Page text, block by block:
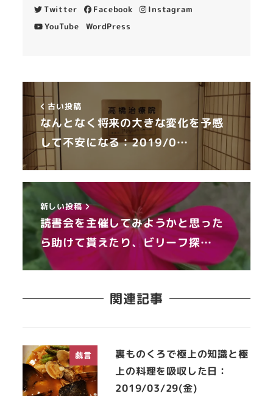
Twitter Facebook
Instagram
YouTube
WordPress
古い投稿
なんとなく将来の大きな変化を予感
して不安になる：2019/0…
新しい投稿
読書会を主催してみようかと思った
ら助けて貰えたり、ビリーフ探…
関連記事
戯言
裏ものくろで極上の知識と極
上の料理を吸収した日：
2019/03/29(金)